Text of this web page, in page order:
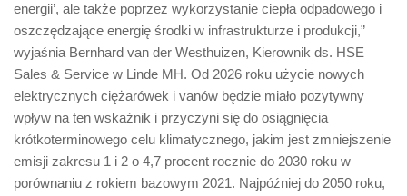
energii’, ale także poprzez wykorzystanie ciepła odpadowego i
oszczędzające energię środki w infrastrukturze i produkcji,”
wyjaśnia Bernhard van der Westhuizen, Kierownik ds. HSE
Sales & Service w Linde MH. Od 2026 roku użycie nowych
elektrycznych ciężarówek i vanów będzie miało pozytywny
wpływ na ten wskaźnik i przyczyni się do osiągnięcia
krótkoterminowego celu klimatycznego, jakim jest zmniejszenie
emisji zakresu 1 i 2 o 4,7 procent rocznie do 2030 roku w
porównaniu z rokiem bazowym 2021. Najpóźniej do 2050 roku,